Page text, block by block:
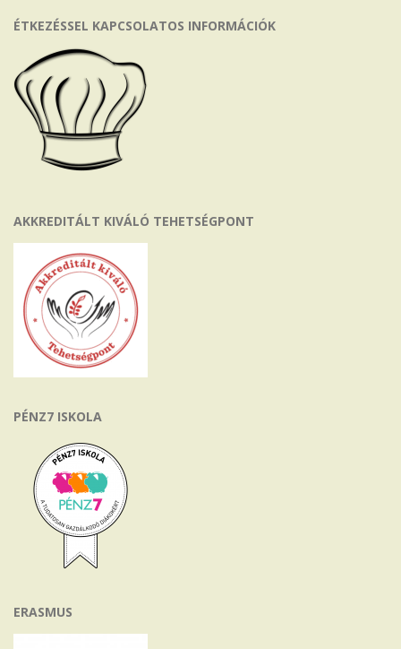
ÉTKEZÉSSEL KAPCSOLATOS INFORMÁCIÓK
AKKREDITÁLT KIVÁLÓ TEHETSÉGPONT
PÉNZ7 ISKOLA
ERASMUS